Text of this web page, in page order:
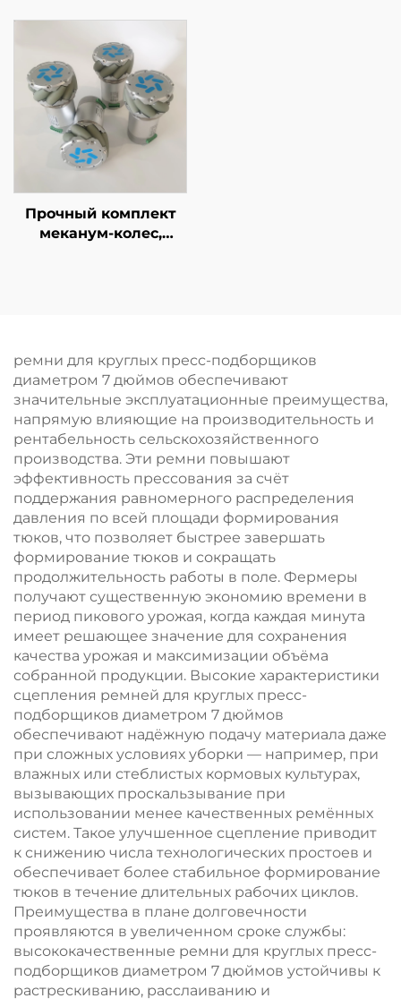
тяговое колесо/
измерительное
колесо
Прочный комплект
меканум-колес,
обслуживание
ремни для круглых пресс-подборщиков
диаметром 7 дюймов обеспечивают
значительные эксплуатационные преимущества,
напрямую влияющие на производительность и
рентабельность сельскохозяйственного
производства. Эти ремни повышают
эффективность прессования за счёт
поддержания равномерного распределения
давления по всей площади формирования
тюков, что позволяет быстрее завершать
формирование тюков и сокращать
продолжительность работы в поле. Фермеры
получают существенную экономию времени в
период пикового урожая, когда каждая минута
имеет решающее значение для сохранения
качества урожая и максимизации объёма
собранной продукции. Высокие характеристики
сцепления ремней для круглых пресс-
подборщиков диаметром 7 дюймов
обеспечивают надёжную подачу материала даже
при сложных условиях уборки — например, при
влажных или стеблистых кормовых культурах,
вызывающих проскальзывание при
использовании менее качественных ремённых
систем. Такое улучшенное сцепление приводит
к снижению числа технологических простоев и
обеспечивает более стабильное формирование
тюков в течение длительных рабочих циклов.
Преимущества в плане долговечности
проявляются в увеличенном сроке службы:
высококачественные ремни для круглых пресс-
подборщиков диаметром 7 дюймов устойчивы к
растрескиванию, расслаиванию и